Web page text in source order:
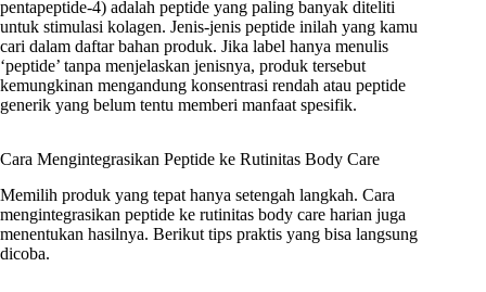
pentapeptide-4) adalah peptide yang paling banyak diteliti
untuk stimulasi kolagen. Jenis-jenis peptide inilah yang kamu
cari dalam daftar bahan produk. Jika label hanya menulis
‘peptide’ tanpa menjelaskan jenisnya, produk tersebut
kemungkinan mengandung konsentrasi rendah atau peptide
generik yang belum tentu memberi manfaat spesifik.
Cara Mengintegrasikan Peptide ke Rutinitas Body Care
Memilih produk yang tepat hanya setengah langkah. Cara
mengintegrasikan peptide ke rutinitas body care harian juga
menentukan hasilnya. Berikut tips praktis yang bisa langsung
dicoba.